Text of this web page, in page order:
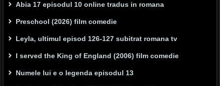
Abia 17 episodul 10 online tradus in romana
Preschool (2026) film comedie
Leyla, ultimul episod 126-127 subitrat romana tv
I served the King of England (2006) film comedie
Numele lui e o legenda episodul 13